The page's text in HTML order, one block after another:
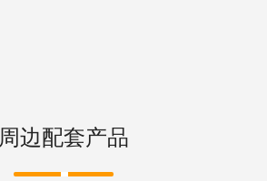
周边配套产品